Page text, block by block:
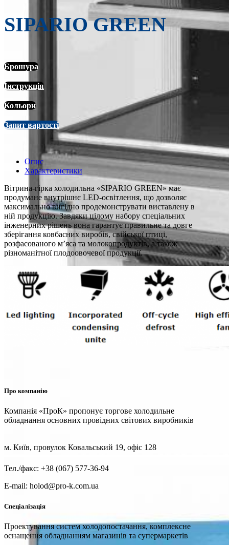
SIPARIO GREEN
Брошура
Інструкція
Кольори
Запит вартості
Опис
Характеристики
Вітрина-гірка холодильна «SIPARIO GREEN» має
продумане внутрішнє LED-освітлення, що дозволяє
максимально вигідно продемонструвати виставлену в
ній продукцію. Завдяки цілому набору спеціальних
інженерних рішень вона гарантує правильне та довге
зберігання ковбасних виробів, свійської птиці,
розфасованого м’яса та молокопродуктів, а також
різноманітної плодоовочевої продукції.
Про компанію
Компанія «ПроК» пропонує торгове холодильне
обладнання основних провідних світових виробників
м. Київ, провулок Ковальський 19, офіс 128
Тел./факс: +38 (067) 577-36-94
E-mail: holod@pro-k.com.ua
Спеціалізація
Проектування систем холодопостачання, комплексне
оснащення обладнанням магазинів та супермаркетів